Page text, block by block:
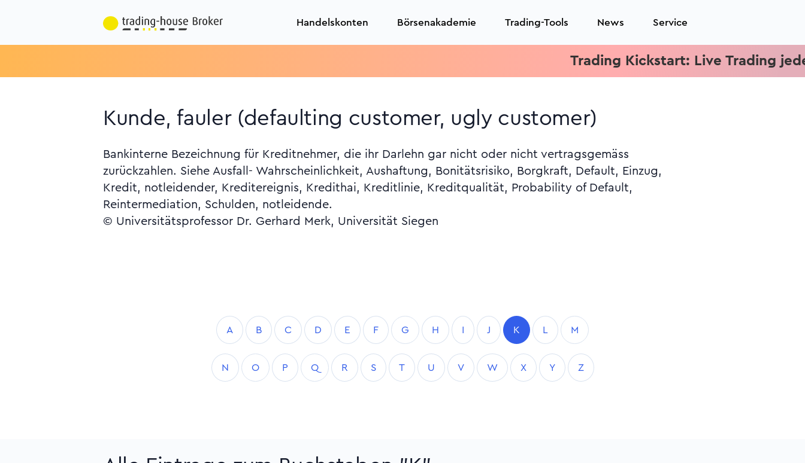
Handelskonten Börsenakademie Trading-Tools News Service
Trading Kickstart: Live Trading jeden
Kunde, fauler (defaulting customer, ugly customer)
Bankinterne Bezeichnung für Kreditnehmer, die ihr Darlehn gar nicht oder nicht vertragsgemäss
zurückzahlen. Siehe Ausfall- Wahrscheinlichkeit, Aushaftung, Bonitätsrisiko, Borgkraft, Default, Einzug,
Kredit, notleidender, Kreditereignis, Kredithai, Kreditlinie, Kreditqualität, Probability of Default,
Reintermediation, Schulden, notleidende.
© Universitätsprofessor Dr. Gerhard Merk, Universität Siegen
A B C D E F G H I J K L M
N O P Q R S T U V W X Y Z